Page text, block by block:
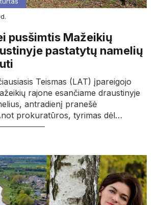
pusšimtis Mažeikių
pastatytų namelių
Teismas (LAT) įpareigojo
rajone esančiame draustinyje
antradienį pranešė
prokuratūros, tyrimas dėl…